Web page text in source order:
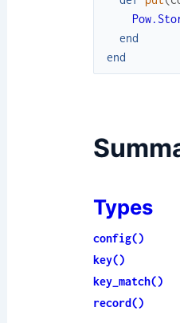
end
end
Types
config()
key()
key_match()
record()